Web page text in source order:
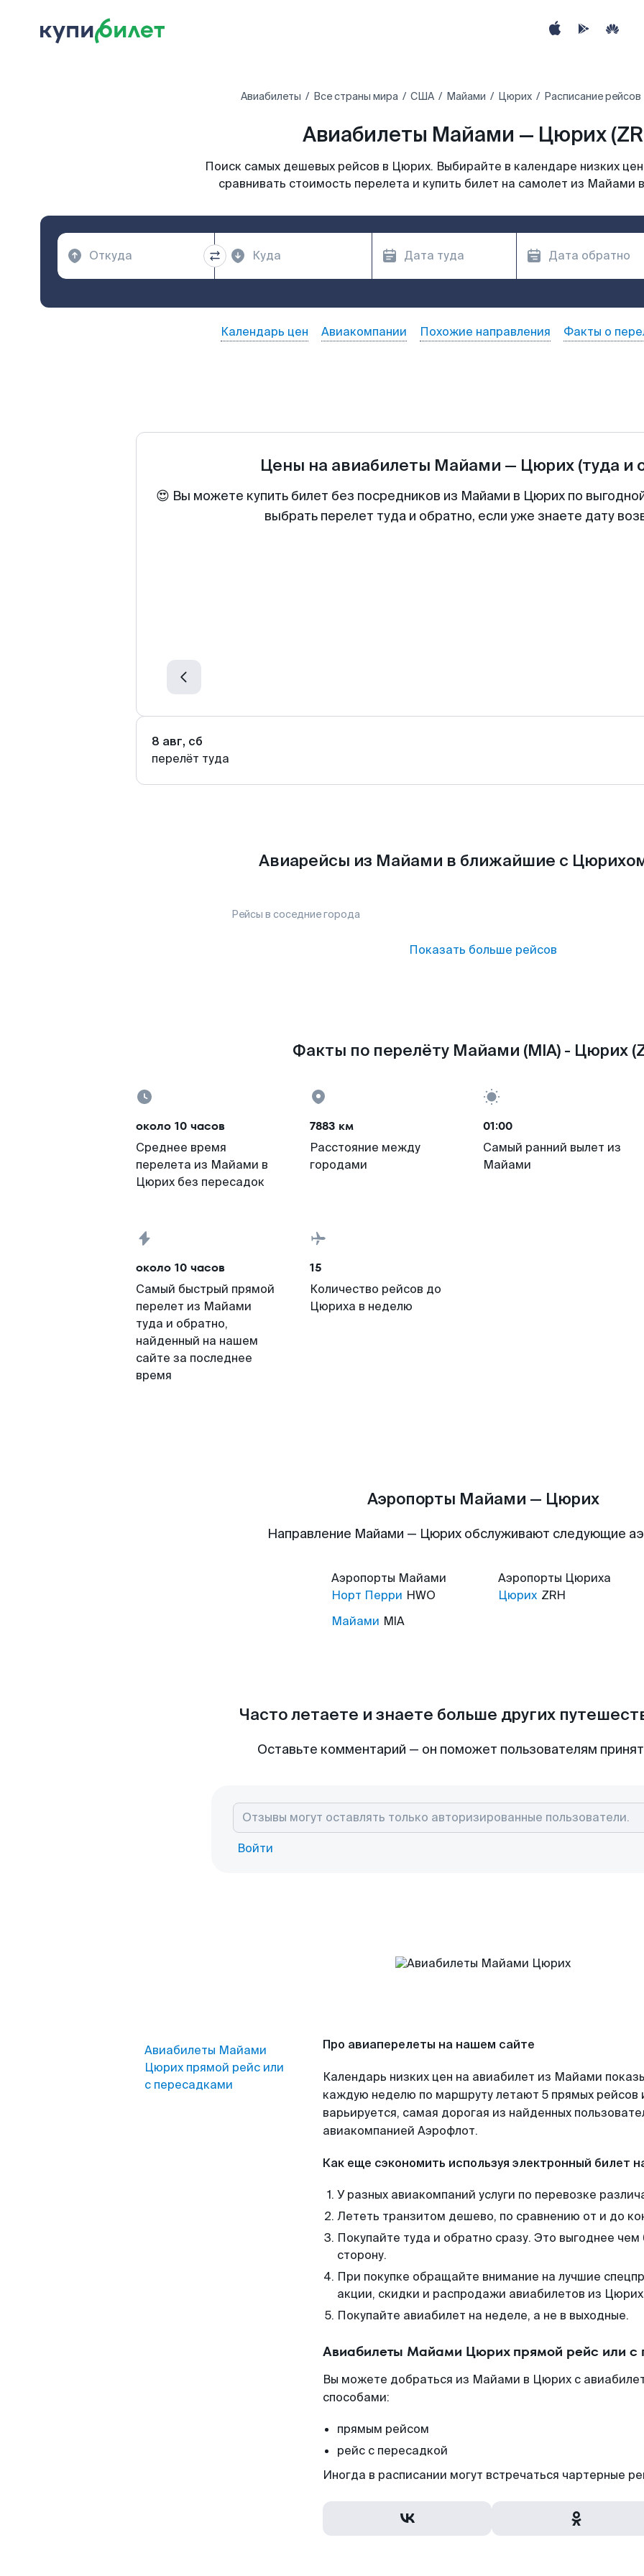
Авиабилеты Все страны мира США Майами Цюрих Расписание
Авиабилеты Майами — Цюрих
Поиск самых дешевых рейсов в Цюрих. Выбирайте в календаре низких
сравнивать стоимость перелета и купить билет на самолет из Майами
Календарь цен Авиакомпании Похожие направления Факты о
Цены на авиабилеты Майами — Цюрих (туда и
😍 Вы можете купить билет без посредников из Майами в Цюрих по
выбрать перелет туда и обратно, если уже знаете дату
8 авг, сб
перелёт туда
Авиарейсы из Майами в ближайшие с
Рейсы в соседние города
Показать больше рейсов
Факты по перелёту Майами (MIA) - Цюрих
около 10 часов
Среднее время
перелета из Майами в
Цюрих без пересадок
7883 км
Расстояние между
городами
01:00
Самый ранний вылет из
Майами
около 10 часов
Самый быстрый прямой
перелет из Майами
туда и обратно,
найденный на нашем
сайте за последнее
время
15
Количество рейсов до
Цюриха в неделю
Аэропорты Майами — Цюрих
Направление Майами — Цюрих обслуживают следующие
Аэропорты Майами
Норт Перри HWO
Майами MIA
Аэропорты Цюриха
Цюрих ZRH
Часто летаете и знаете больше других
Оставьте комментарий — он поможет пользователям
Войти
Авиабилеты Майами
Цюрих прямой рейс или
с пересадками
Про авиаперелеты на нашем сайте
Календарь низких цен на авиабилет из Майами
каждую неделю по маршруту летают 5 прямых рейсов
варьируется, самая дорогая из найденных
авиакомпанией Аэрофлот.
Как еще сэкономить используя электронный билет
У разных авиакомпаний услуги по перевозке
Лететь транзитом дешево, по сравнению от и до
Покупайте туда и обратно сразу. Это выгоднее
сторону.
При покупке обращайте внимание на лучшие
акции, скидки и распродажи авиабилетов из
Покупайте авиабилет на неделе, а не в выходные.
Авиабилеты Майами Цюрих прямой рейс или с
Вы можете добраться из Майами в Цюрих с
способами:
прямым рейсом
рейс с пересадкой
Иногда в расписании могут встречаться чартерные